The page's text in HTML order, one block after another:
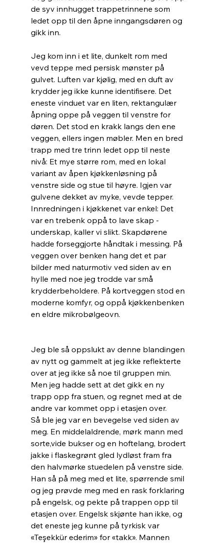
de syv innhugget trappetrinnene som
ledet opp til den åpne inngangsdøren og
gikk inn.
Jeg kom inn i et lite, dunkelt rom med
vevd teppe med persisk mønster på
gulvet. Luften var kjølig, med en duft av
krydder jeg ikke kunne identifisere. Det
eneste vinduet var en liten, rektangulær
åpning oppe på veggen til venstre for
døren. Det stod en krakk langs den ene
veggen, ellers ingen møbler. Men en bred
trapp med tre trinn ledet opp til neste
nivå: Et mye større rom, med en lokal
variant av åpen kjøkkenløsning på
venstre side og stue til høyre. Igjen var
gulvene dekket av myke, vevde tepper.
Innredningen i kjøkkenet var enkel: Det
var en trebenk oppå to lave skap -
underskap, kaller vi slikt. Skapdørene
hadde forseggjorte håndtak i messing. På
veggen over benken hang det et par
bilder med naturmotiv ved siden av en
hylle med noe jeg trodde var små
krydderbeholdere. På kortveggen stod en
moderne komfyr, og oppå kjøkkenbenken
en eldre mikrobølgeovn.
Jeg ble så oppslukt av denne blandingen
av nytt og gammelt at jeg ikke reflekterte
over at jeg ikke så noe til gruppen min.
Men jeg hadde sett at det gikk en ny
trapp opp fra stuen, og regnet med at de
andre var kommet opp i etasjen over.
Så ble jeg var en bevegelse ved siden av
meg. En middelaldrende, mørk mann med
sorte,vide bukser og en hoftelang, brodert
jakke i flaskegrønt gled lydløst fram fra
den halvmørke stuedelen på venstre side.
Han så på meg med et lite, spørrende smil
og jeg prøvde meg med en rask forklaring
på engelsk, og pekte på trappen opp til
etasjen over. Engelsk skjønte han ikke, og
det eneste jeg kunne på tyrkisk var
«Teşekkür ederim» for «takk». Mannen